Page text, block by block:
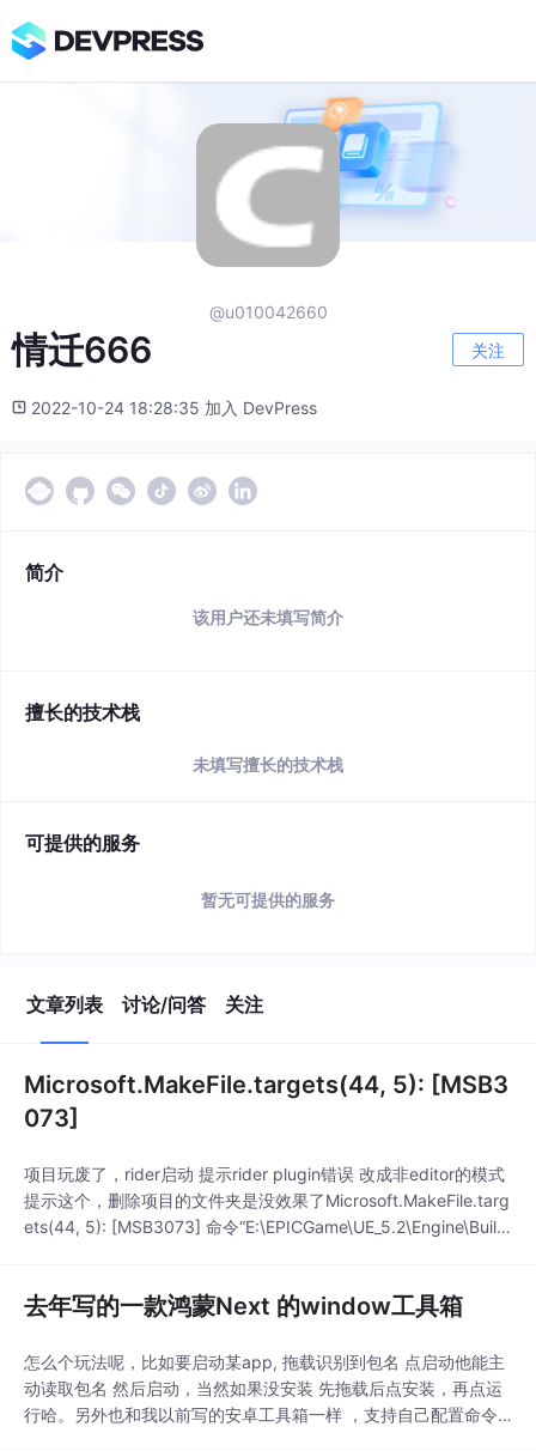
@u010042660
情迁666 关注
2022-10-24 18:28:35 加入 DevPress
简介
该用户还未填写简介
擅长的技术栈
未填写擅长的技术栈
可提供的服务
暂无可提供的服务
文章列表 讨论/问答 关注
Microsoft.MakeFile.targets(44, 5): [MSB3
073]
项目玩废了，rider启动 提示rider plugin错误 改成非editor的模式
提示这个，删除项目的文件夹是没效果了Microsoft.MakeFile.targ
ets(44, 5): [MSB3073] 命令“E:\EPICGame\UE_5.2\Engine\Build
去年写的一款鸿蒙Next 的window工具箱
怎么个玩法呢，比如要启动某app, 拖载识别到包名 点启动他能主
动读取包名 然后启动，当然如果没安装 先拖载后点安装，再点运
行哈。另外也和我以前写的安卓工具箱一样 ，支持自己配置命令